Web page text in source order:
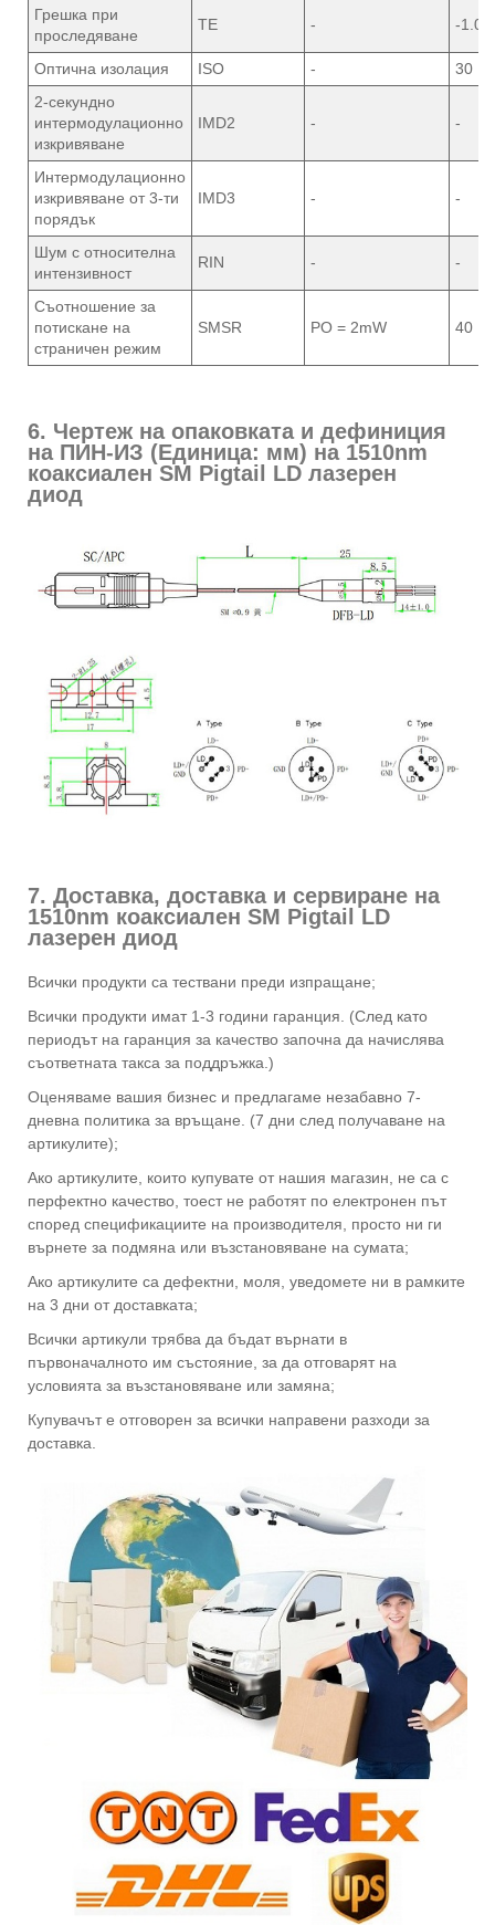
Грешка при
проследяване
TE - -1.0
Оптична изолация ISO -
30
2-секундно
интермодулационно
изкривяване
IMD2 - -
Интермодулационно
изкривяване от 3-ти
порядък
IMD3 - -
Шум с относителна
интензивност
RIN - -
Съотношение за
потискане на
страничен режим
SMSR PO = 2mW 40
6. Чертеж на опаковката и дефиниция
на ПИН-ИЗ (Единица: мм) на 1510nm
коаксиален SM Pigtail LD лазерен
диод
7. Доставка, доставка и сервиране на
1510nm коаксиален SM Pigtail LD
лазерен диод
Всички продукти са тествани преди изпращане;
Всички продукти имат 1-3 години гаранция. (След като
периодът на гаранция за качество започна да начислява
съответната такса за поддръжка.)
Оценяваме вашия бизнес и предлагаме незабавно 7-
дневна политика за връщане. (7 дни след получаване на
артикулите);
Ако артикулите, които купувате от нашия магазин, не са с
перфектно качество, тоест не работят по електронен път
според спецификациите на производителя, просто ни ги
върнете за подмяна или възстановяване на сумата;
Ако артикулите са дефектни, моля, уведомете ни в рамките
на 3 дни от доставката;
Всички артикули трябва да бъдат върнати в
първоначалното им състояние, за да отговарят на
условията за възстановяване или замяна;
Купувачът е отговорен за всички направени разходи за
доставка.